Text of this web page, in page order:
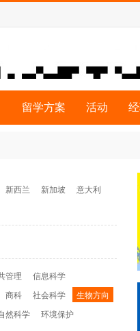
留学方案 活动
新西兰 新加坡
意大利
管理
信息科学
商科 社会科学
生物方向
然科学
环境保护